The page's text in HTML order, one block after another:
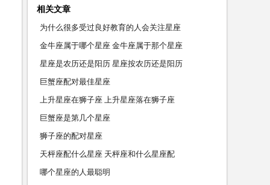
相关文章
为什么很多受过良好教育的人会关注星座
金牛座属于哪个星座 金牛座属于那个星座
星座是农历还是阳历 星座按农历还是阳历
巨蟹座配对最佳星座
上升星座在狮子座 上升星座落在狮子座
巨蟹座是第几个星座
狮子座的配对星座
天枰座配什么星座 天枰座和什么星座配
哪个星座的人最聪明